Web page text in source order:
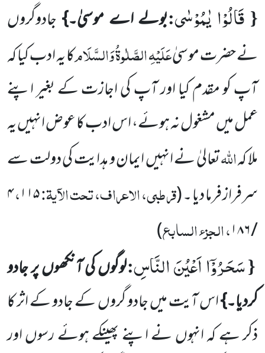
{ قَالُوْا یٰمُوْسٰى:بولے اے موسیٰ۔} جادوگروں
نے حضرت موسیٰعَلَیْہِ الصَّلٰوۃُ وَالسَّلَامکا یہ ادب کیا کہ
آپ کو مقدمکیا اور آپ کی اجازت کے بغیر اپنے
عمل میں مشغول نہ ہوئے، اس ادب کا عوض انہیں یہ
ملا کہاللہتعالیٰ نے انہیں ایمانو ہدایت کی دولت سے
سرفراز فرما دیا ۔(قرطبی، الاعراف، تحت الآیۃ:۱۱۵،۴
/۱۸۶، الجزء السابع)
{سَحَرُوْۤا اَعْیُنَ النَّاسِ:لوگوں کی آنکھوں پر جادو
کردیا۔}اس آیت میں جادو گروں کے جادو کے اثر کا
ذکر ہے کہ انہوں نے اپنے پھینکے ہوئے رسوں اور